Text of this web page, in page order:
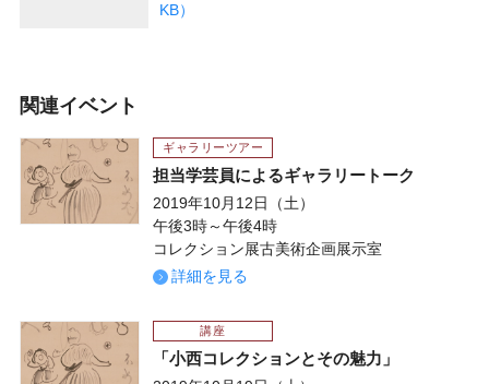
KB）
関連イベント
ギャラリーツアー
担当学芸員によるギャラリートーク
2019年10月12日（土）
午後3時～午後4時
コレクション展古美術企画展示室
詳細を見る
講座
「小西コレクションとその魅力」